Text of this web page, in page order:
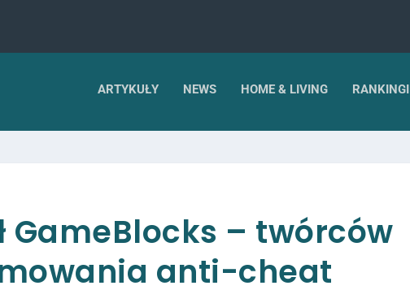
ARTYKUŁY NEWS HOME & LIVING RANKINGI
GameBlocks – twórców
anti-cheat